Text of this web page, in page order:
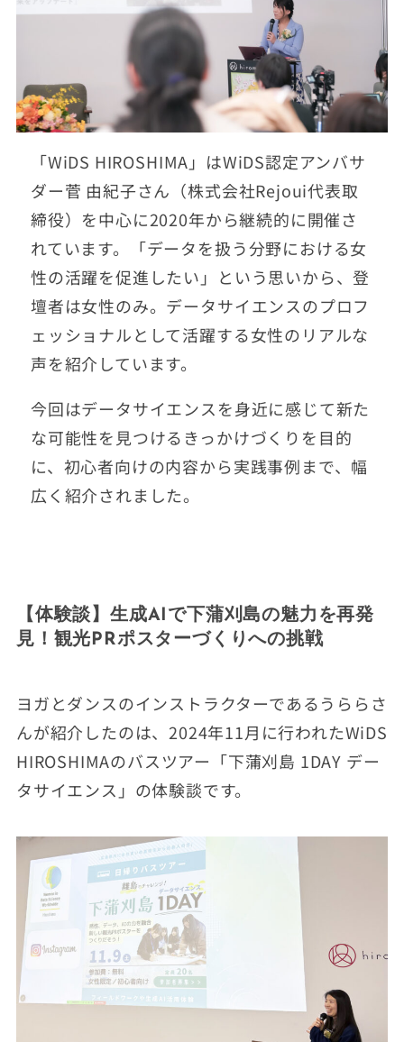
「WiDS HIROSHIMA」はWiDS認定アンバサ
ダー菅 由紀子さん（株式会社Rejoui代表取
締役）を中心に2020年から継続的に開催さ
れています。「データを扱う分野における女
性の活躍を促進したい」という思いから、登
壇者は女性のみ。データサイエンスのプロフ
ェッショナルとして活躍する女性のリアルな
声を紹介しています。
今回はデータサイエンスを身近に感じて新た
な可能性を見つけるきっかけづくりを目的
に、初心者向けの内容から実践事例まで、幅
広く紹介されました。
【体験談】生成AIで下蒲刈島の魅力を再発
見！観光PRポスターづくりへの挑戦
ヨガとダンスのインストラクターであるうららさ
んが紹介したのは、2024年11月に行われたWiDS
HIROSHIMAのバスツアー「下蒲刈島 1DAY デー
タサイエンス」の体験談です。